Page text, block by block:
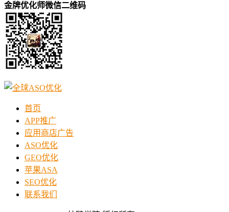
金牌优化师微信二维码
首页
APP推广
应用商店广告
ASO优化
GEO优化
苹果ASA
SEO优化
联系我们